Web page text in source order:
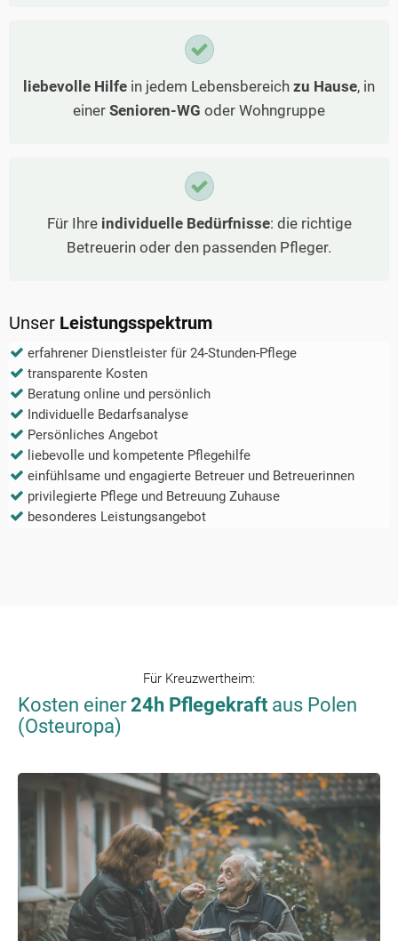
liebevolle Hilfe in jedem Lebensbereich zu Hause, in
einer Senioren-WG oder Wohngruppe
Für Ihre individuelle Bedürfnisse: die richtige
Betreuerin oder den passenden Pfleger.
Unser Leistungsspektrum
erfahrener Dienstleister für 24-Stunden-Pflege
transparente Kosten
Beratung online und persönlich
Individuelle Bedarfsanalyse
Persönliches Angebot
liebevolle und kompetente Pflegehilfe
einfühlsame und engagierte Betreuer und Betreuerinnen
privilegierte Pflege und Betreuung Zuhause
besonderes Leistungsangebot
Für Kreuzwertheim:
Kosten einer24h Pflegekraft aus Polen
(Osteuropa)